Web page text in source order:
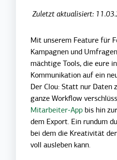
Zuletzt aktualisiert:
Mit unserem Feature für
Kampagnen und
mächtige Tools, die eure
Kommunikation auf ein
Der Clou: Statt nur Daten
ganze Workflow
Mitarbeiter-App bis hin
dem Export. Ein rundum
bei dem die Kreativität
voll ausleben kann.